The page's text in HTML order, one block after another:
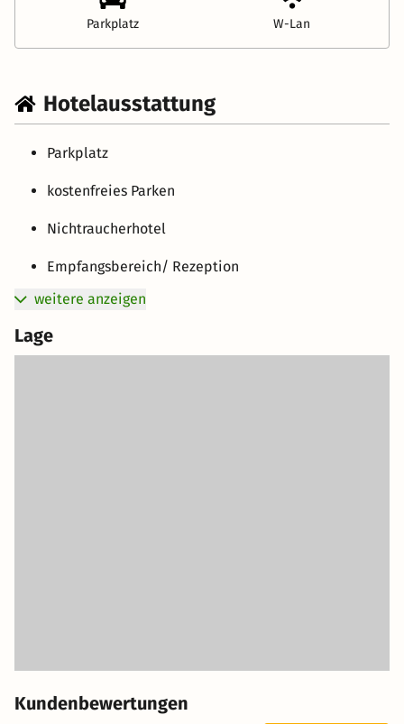
Parkplatz W-Lan
Hotelausstattung
Parkplatz
kostenfreies Parken
Nichtraucherhotel
Empfangsbereich/ Rezeption
weitere anzeigen
Lage
Kundenbewertungen